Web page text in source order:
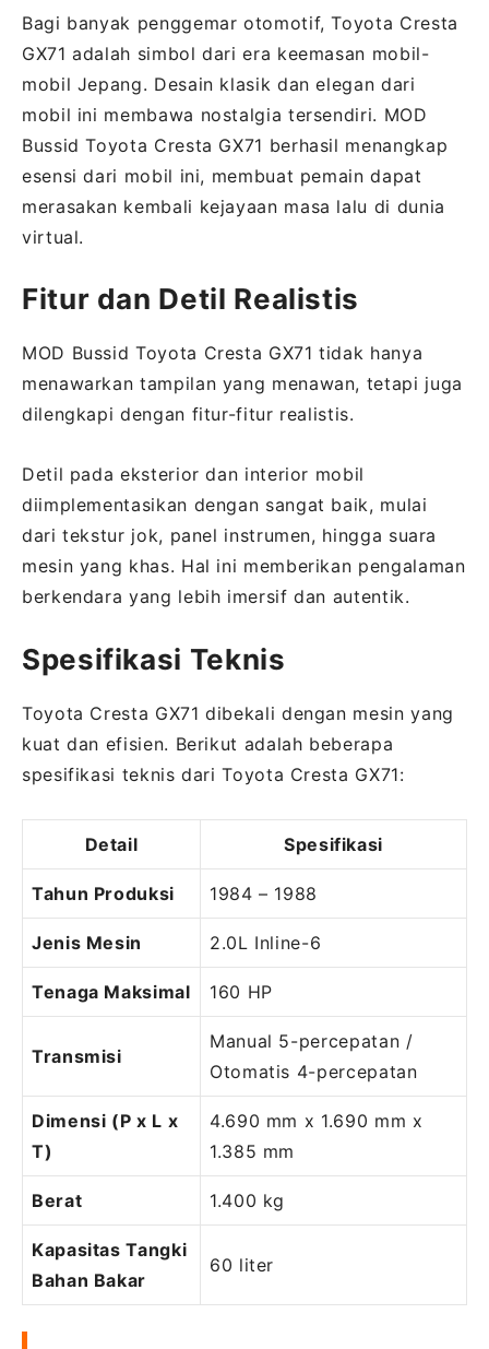
Bagi banyak penggemar otomotif, Toyota Cresta
GX71 adalah simbol dari era keemasan mobil-
mobil Jepang. Desain klasik dan elegan dari
mobil ini membawa nostalgia tersendiri. MOD
Bussid Toyota Cresta GX71 berhasil menangkap
esensi dari mobil ini, membuat pemain dapat
merasakan kembali kejayaan masa lalu di dunia
virtual.
Fitur dan Detil Realistis
MOD Bussid Toyota Cresta GX71 tidak hanya
menawarkan tampilan yang menawan, tetapi juga
dilengkapi dengan fitur-fitur realistis.
Detil pada eksterior dan interior mobil
diimplementasikan dengan sangat baik, mulai
dari tekstur jok, panel instrumen, hingga suara
mesin yang khas. Hal ini memberikan pengalaman
berkendara yang lebih imersif dan autentik.
Spesifikasi Teknis
Toyota Cresta GX71 dibekali dengan mesin yang
kuat dan efisien. Berikut adalah beberapa
spesifikasi teknis dari Toyota Cresta GX71:
Detail Spesifikasi
Tahun Produksi 1984 – 1988
Jenis Mesin 2.0L Inline-6
Tenaga Maksimal 160 HP
Transmisi
Manual 5-percepatan /
Otomatis 4-percepatan
Dimensi (P x L x
T)
4.690 mm x 1.690 mm x
1.385 mm
Berat 1.400 kg
Kapasitas Tangki
Bahan Bakar
60 liter